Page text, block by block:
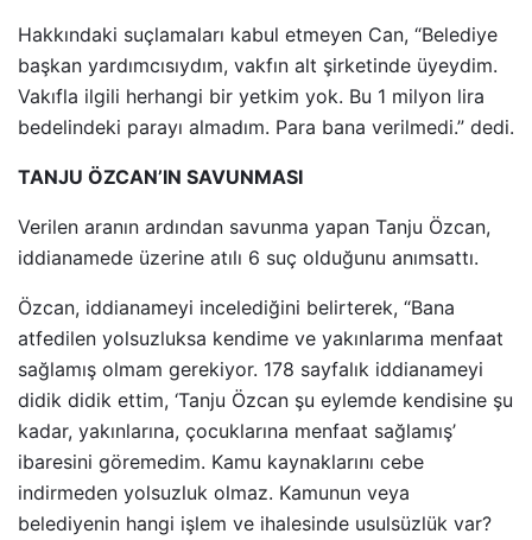
Hakkındaki suçlamaları kabul etmeyen Can, “Belediye
başkan yardımcısıydım, vakfın alt şirketinde üyeydim.
Vakıfla ilgili herhangi bir yetkim yok. Bu 1 milyon lira
bedelindeki parayı almadım. Para bana verilmedi.” dedi.
TANJU ÖZCAN’IN SAVUNMASI
Verilen aranın ardından savunma yapan Tanju Özcan,
iddianamede üzerine atılı 6 suç olduğunu anımsattı.
Özcan, iddianameyi incelediğini belirterek, “Bana
atfedilen yolsuzluksa kendime ve yakınlarıma menfaat
sağlamış olmam gerekiyor. 178 sayfalık iddianameyi
didik didik ettim, ‘Tanju Özcan şu eylemde kendisine şu
kadar, yakınlarına, çocuklarına menfaat sağlamış’
ibaresini göremedim. Kamu kaynaklarını cebe
indirmeden yolsuzluk olmaz. Kamunun veya
belediyenin hangi işlem ve ihalesinde usulsüzlük var?